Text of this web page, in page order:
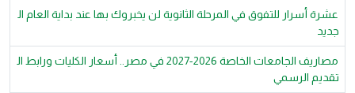
عشرة أسرار للتفوق في المرحلة الثانوية لن يخبروك بها عند بداية العام ال
جديد
مصاريف الجامعات الخاصة 2026-2027 في مصر.. أسعار الكليات ورابط ال
تقديم الرسمي